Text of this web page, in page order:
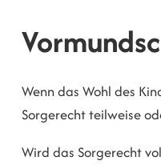
Wenn das Wohl des
Sorgerecht teilweise
Wird das Sorgerecht